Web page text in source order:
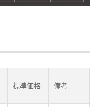
標準価格 備考